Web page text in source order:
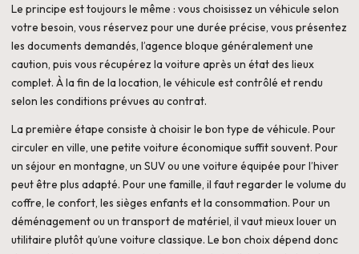
Le principe est toujours le même : vous choisissez un véhicule selon
votre besoin, vous réservez pour une durée précise, vous présentez
les documents demandés, l’agence bloque généralement une
caution, puis vous récupérez la voiture après un état des lieux
complet. À la fin de la location, le véhicule est contrôlé et rendu
selon les conditions prévues au contrat.
La première étape consiste à choisir le bon type de véhicule. Pour
circuler en ville, une petite voiture économique suffit souvent. Pour
un séjour en montagne, un SUV ou une voiture équipée pour l’hiver
peut être plus adapté. Pour une famille, il faut regarder le volume du
coffre, le confort, les sièges enfants et la consommation. Pour un
déménagement ou un transport de matériel, il vaut mieux louer un
utilitaire plutôt qu’une voiture classique. Le bon choix dépend donc